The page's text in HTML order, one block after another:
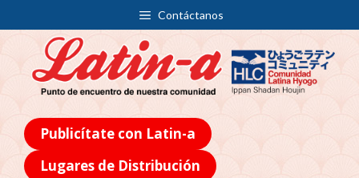
Contáctanos
Publicítate con Latin-a
Lugares de Distribución